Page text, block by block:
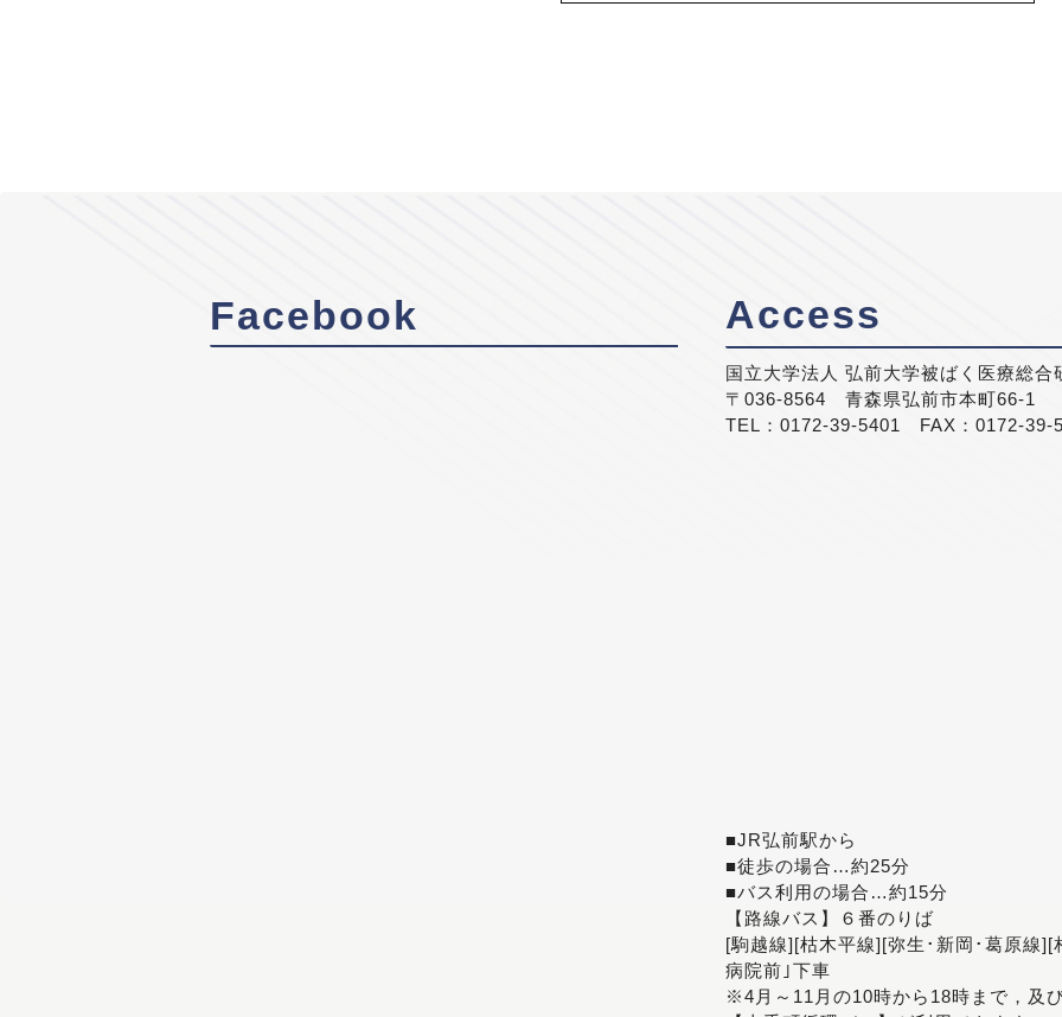
Facebook Access
国立大学法人 弘前大学被ばく医療総合
〒036-8564 青森県弘前市本町66-1
TEL：0172-39-5401 FAX：0172-39-
■JR弘前駅から
■徒歩の場合…約25分
■バス利用の場合…約15分
【路線バス】６番のりば
[駒越線][枯木平線][弥生･新岡･葛原線
病院前｣下車
※4月～11月の10時から18時まで，及